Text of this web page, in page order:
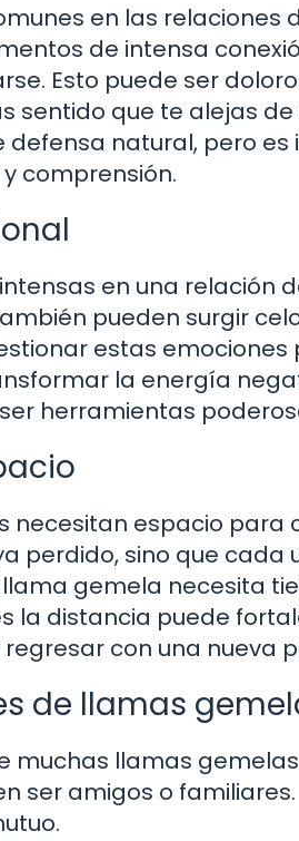
en las relaciones
de intensa
Esto puede ser
sentido que te alejas
defensa natural, pero
comprensión.
en una relación
pueden surgir
estas emociones
la energía
herramientas
necesitan espacio para
perdido, sino que
gemela necesita
la distancia puede
con una nueva
de llamas
muchas llamas
ser amigos o